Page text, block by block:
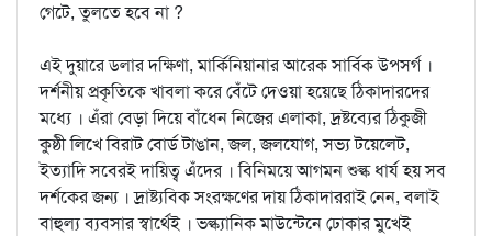
গেটে, তুলতে হবে না ?
এই দুয়ারে ডলার দক্ষিণা, মার্কিনিয়ানার আরেক সার্বিক উপসর্গ ।
দর্শনীয় প্রকৃতিকে খাবলা করে বেঁটে দেওয়া হয়েছে ঠিকাদারদের
মধ্যে । এঁরা বেড়া দিয়ে বাঁধেন নিজের এলাকা, দ্রষ্টব্যের ঠিকুজী
কুষ্ঠী লিখে বিরাট বোর্ড টাঙান, জল, জলযোগ, সভ্য টয়েলেট,
ইত্যাদি সবেরই দায়িত্ব এঁদের । বিনিময়ে আগমন শুল্ক ধার্য হয় সব
দর্শকের জন্য । দ্রাষ্ট্যবিক সংরক্ষণের দায় ঠিকাদাররাই নেন, বলাই
বাহুল্য ব্যবসার স্বার্থেই । ভল্ক্যানিক মাউন্টেনে ঢোকার মুখেই